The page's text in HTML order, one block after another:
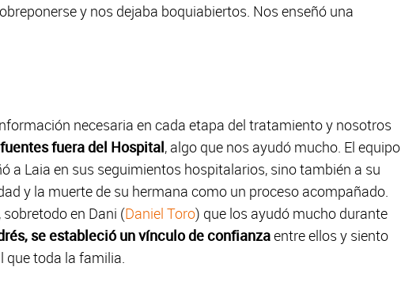
y nos dejaba boquiabiertos. Nos enseñó una
necesaria en cada etapa del tratamiento y nosotros
fuera del Hospital, algo que nos ayudó mucho. El equipo
a Laia en sus seguimientos hospitalarios, sino también a su
y la muerte de su hermana como un proceso acompañado.
en Dani (Daniel Toro) que los ayudó mucho durante
se estableció un vínculo de confianzaentre ellos y siento
que toda la familia.